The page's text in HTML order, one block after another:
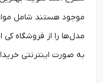
موجود هستند شامل موارد
مدل‌ها را از فروشگاه کی ام
به صورت اینترنتی